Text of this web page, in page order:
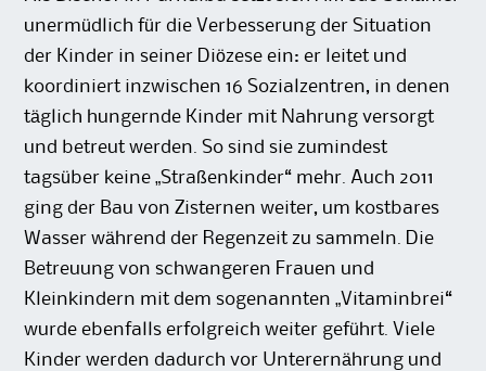
unermüdlich für die Verbesserung der Situation
der Kinder in seiner Diözese ein: er leitet und
koordiniert inzwischen 16 Sozialzentren, in denen
täglich hungernde Kinder mit Nahrung versorgt
und betreut werden. So sind sie zumindest
tagsüber keine „Straßenkinder“ mehr. Auch 2011
ging der Bau von Zisternen weiter, um kostbares
Wasser während der Regenzeit zu sammeln. Die
Betreuung von schwangeren Frauen und
Kleinkindern mit dem sogenannten „Vitaminbrei“
wurde ebenfalls erfolgreich weiter geführt. Viele
Kinder werden dadurch vor Unterernährung und